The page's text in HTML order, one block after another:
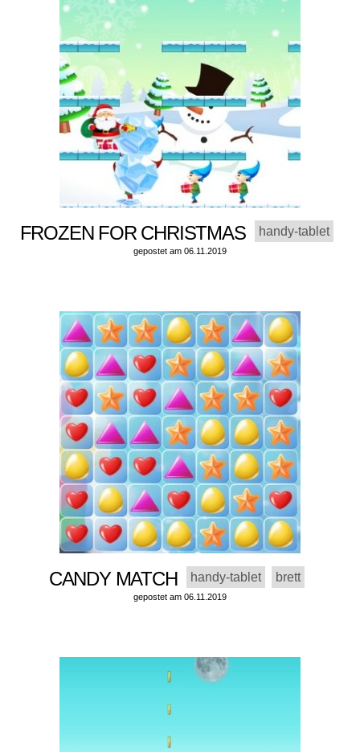
FROZEN FOR CHRISTMAS handy-tablet
gepostet am 06.11.2019
CANDY MATCH handy-tablet brett
gepostet am 06.11.2019